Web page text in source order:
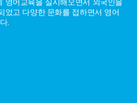
영어교육을 실시해오면서 외국인을
었고 다양한 문화를 접하면서 영어
.